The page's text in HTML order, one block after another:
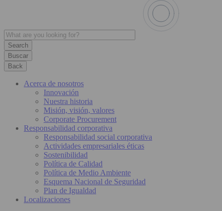
Buscar
Back
Acerca de nosotros
Innovación
Nuestra historia
Misión, visión, valores
Corporate Procurement
Responsabilidad corporativa
Responsabilidad social corporativa
Actividades empresariales éticas
Sostenibilidad
Política de Calidad
Política de Medio Ambiente
Esquema Nacional de Seguridad
Plan de Igualdad
Localizaciones